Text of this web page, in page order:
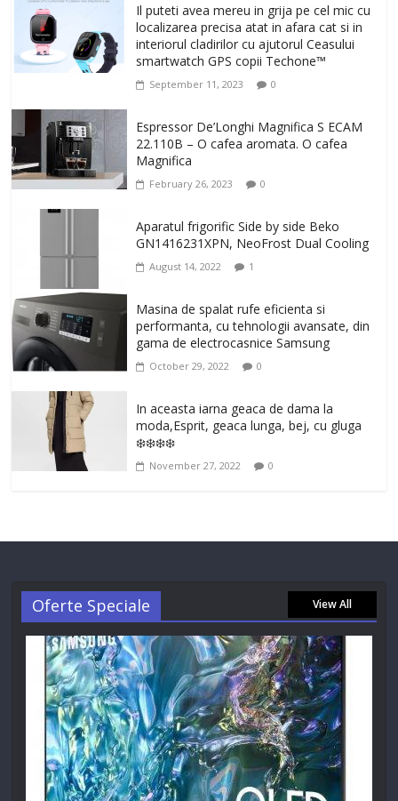
Il puteti avea mereu in grija pe cel mic cu
localizarea precisa atat in afara cat si in
interiorul cladirilor cu ajutorul Ceasului
smartwatch GPS copii Techone™
September 11, 2023 0
Espressor De’Longhi Magnifica S ECAM
22.110B – O cafea aromata. O cafea
Magnifica
February 26, 2023 0
Aparatul frigorific Side by side Beko
GN1416231XPN, NeoFrost Dual Cooling
August 14, 2022 1
Masina de spalat rufe eficienta si
performanta, cu tehnologii avansate, din
gama de electrocasnice Samsung
October 29, 2022 0
In aceasta iarna geaca de dama la
moda,Esprit, geaca lunga, bej, cu gluga
❄️❄️❄️❄️
November 27, 2022 0
Oferte Speciale View All